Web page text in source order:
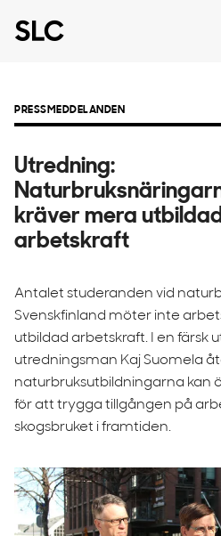
PRESSMEDDELANDEN
Utredning:
kräver mera
arbetskraft
Antalet studeranden vid
Svenskfinland möter inte
utbildad arbetskraft. I en färsk
utredningsman Kaj Suomela
naturbruksutbildningarna kan
för att trygga tillgången på
skogsbruket i framtiden.